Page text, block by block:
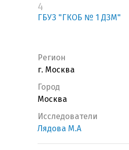
4
ГБУЗ "ГКОБ № 1 ДЗМ"
Регион
г. Москва
Город
Москва
Исследователи
Лядова М.А